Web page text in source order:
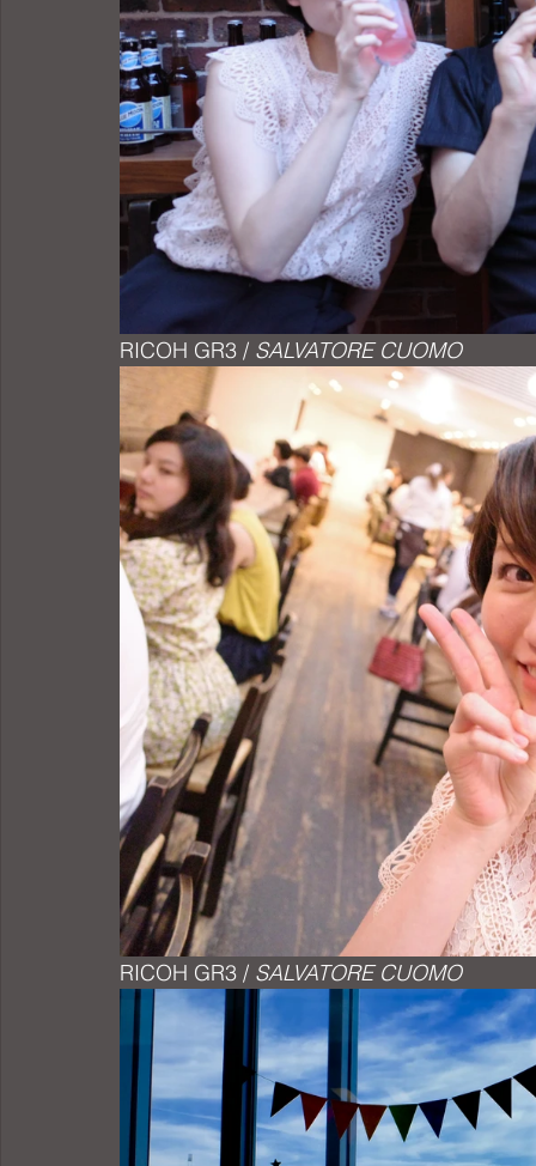
RICOH GR3 / SALVATORE CUOMO
RICOH GR3 / SALVATORE CUOMO